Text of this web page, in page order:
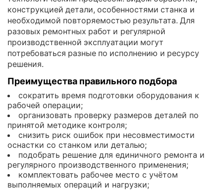
конструкцией детали, особенностями станка и
необходимой повторяемостью результата. Для
разовых ремонтных работ и регулярной
производственной эксплуатации могут
потребоваться разные по исполнению и ресурсу
решения.
Преимущества правильного подбора
сократить время подготовки оборудования к
рабочей операции;
организовать проверку размеров деталей по
принятой методике контроля;
снизить риск ошибок при несовместимости
оснастки со станком или деталью;
подобрать решение для единичного ремонта и
регулярного производственного применения;
комплектовать рабочее место с учётом
выполняемых операций и нагрузки;